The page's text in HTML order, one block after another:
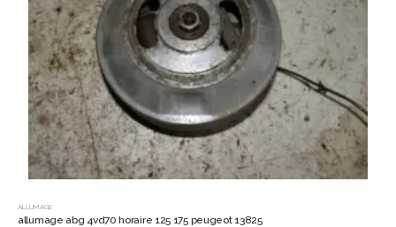
ALLUMAGE
allumage abg 4vd70 horaire 125 175 peugeot 13825